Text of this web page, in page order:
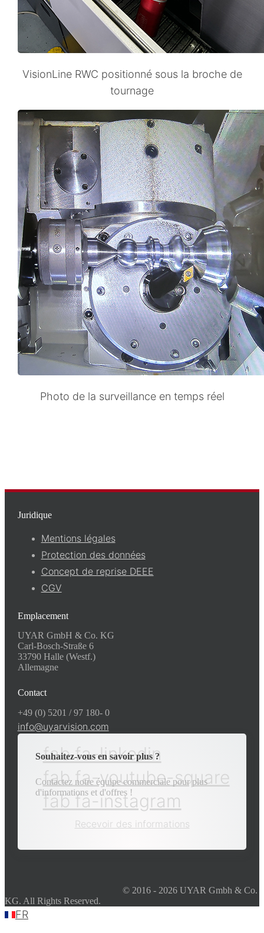
VisionLine RWC positionné sous la broche de
tournage
Photo de la surveillance en temps réel
Juridique
Mentions légales
Protection des données
Concept de reprise DEEE
CGV
Emplacement
UYAR GmbH & Co. KG
Carl-Bosch-Straße 6
33790 Halle (Westf.)
Allemagne
Contact
+49 (0) 5201 / 97 180- 0
info@uyarvision.com
fab fa-linkedin
fab fa-youtube-square
fab fa-instagram
Souhaitez-vous en savoir plus ?
Contactez notre équipe commerciale pour plus
d'informations et d'offres !
Recevoir des informations
© 2016 - 2026 UYAR Gmbh & Co.
KG. All Rights Reserved.
FR